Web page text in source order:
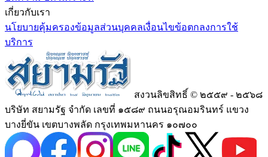
เกี่ยวกับเรา
นโยบายคุ้มครองข้อมูลส่วนบุคคลเงื่อนไขข้อตกลงการใช้
บริการ
สงวนลิขสิทธิ์ © ๒๕๕๙ - ๒๕๖๘
บริษัท สยามรัฐ จำกัด เลขที่ ๑๕๘๙ ถนนอรุณอมรินทร์ แขวง
บางยี่ขัน เขตบางพลัด กรุงเทพมหานคร ๑๐๗๐๐